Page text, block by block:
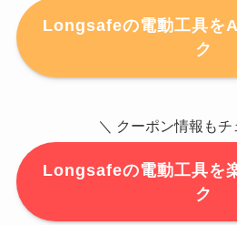
Longsafeの電動工具を
ク
＼ クーポン情報もチ
Longsafeの電動工具を
ク